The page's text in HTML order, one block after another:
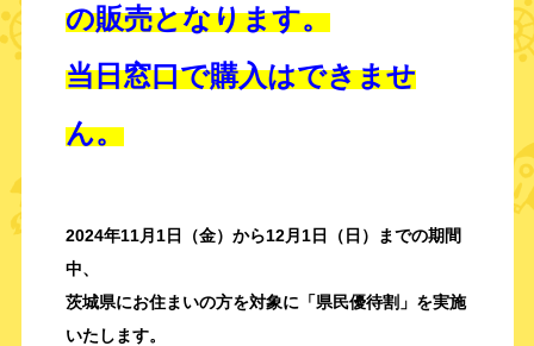
の販売となります。
当日窓口で購入はできませ
ん。
2024年11月1日（金）から12月1日（日）までの期間
中、
茨城県にお住まいの方を対象に「県民優待割」を実施
いたします。